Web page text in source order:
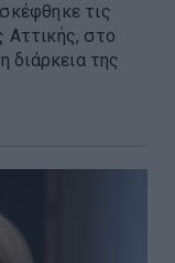
τις
Αττικής, στο
διάρκεια της